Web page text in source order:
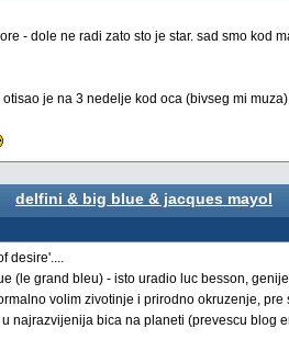
- dole ne radi zato sto je star. sad smo kod
je na 3 nedelje kod oca (bivseg mi
delfini & big blue & jacques mayol
desire'....
(le grand bleu) - isto uradio luc besson,
volim zivotinje i prirodno okruzenje,
bica na planeti (prevescu blog